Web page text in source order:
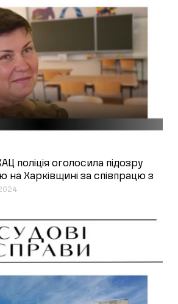
ХАЦ поліція оголосила підозру
на Харківщині за співпрацю з